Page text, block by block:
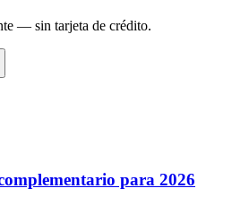
— sin tarjeta de crédito.
para 2026